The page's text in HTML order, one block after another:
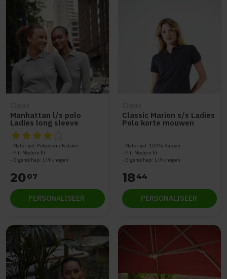
Manhattan l/s polo
Ladies long sleeve
De beoordeling van dit product is
Materiaal: Polyester / Katoen
Fit: Modern fit
Eigenschap: 1/4 knopen
2007
PERSONALISEER
Classic Marion s/s Ladies
Polo korte mouwen
Materiaal: 100% Katoen
Fit: Modern fit
Eigenschap: 1/4 knopen
1844
PERSONALISEER